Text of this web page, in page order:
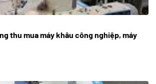
thu mua máy khâu công nghiệp, máy